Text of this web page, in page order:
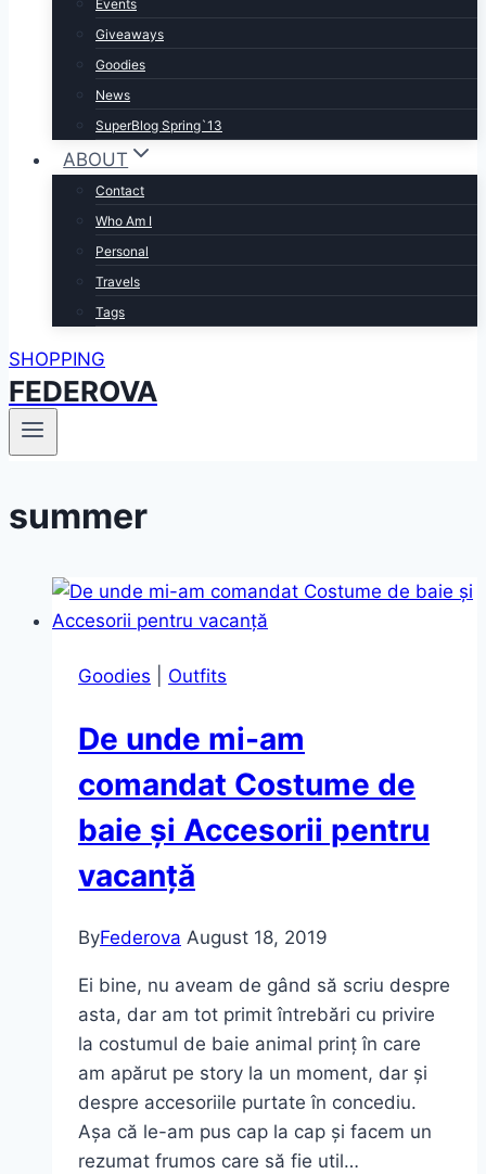
Events
Giveaways
Goodies
News
SuperBlog Spring`13
ABOUT
Contact
Who Am I
Personal
Travels
Tags
SHOPPING
FEDEROVA
summer
Goodies Outfits
De unde mi-am
comandat Costume de
baie și Accesorii pentru
vacanță
ByFederova August 18, 2019
Ei bine, nu aveam de gând să scriu despre
asta, dar am tot primit întrebări cu privire
la costumul de baie animal prinț în care
am apărut pe story la un moment, dar și
despre accesoriile purtate în concediu.
Așa că le-am pus cap la cap și facem un
rezumat frumos care să fie util…